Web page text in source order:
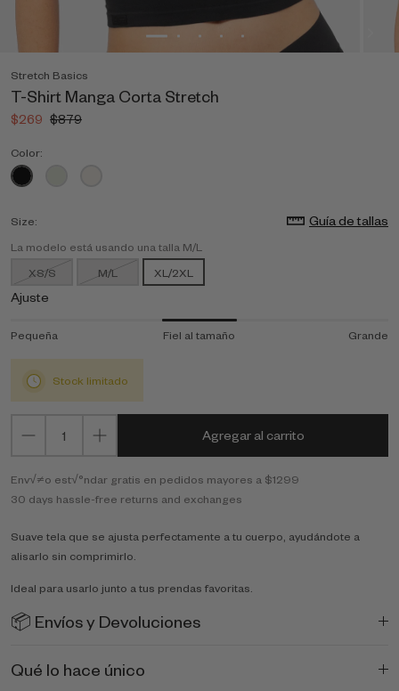
Stretch Basics
T-Shirt Manga Corta Stretch
$269 $879
Color:
Size: Guía de tallas
La modelo está usando una talla M/L
XS/S
M/L XL/2XL
Ajuste
Pequeña Fiel al tamaño Grande
Stock limitado
Agregar al carrito
Env√≠o est√°ndar gratis en pedidos mayores a $1299
30 days hassle-free returns and exchanges
Suave tela que se ajusta perfectamente a tu cuerpo, ayudándote a
alisarlo sin comprimirlo.
Ideal para usarlo junto a tus prendas favoritas.
📦 Envíos y Devoluciones
Qué lo hace único